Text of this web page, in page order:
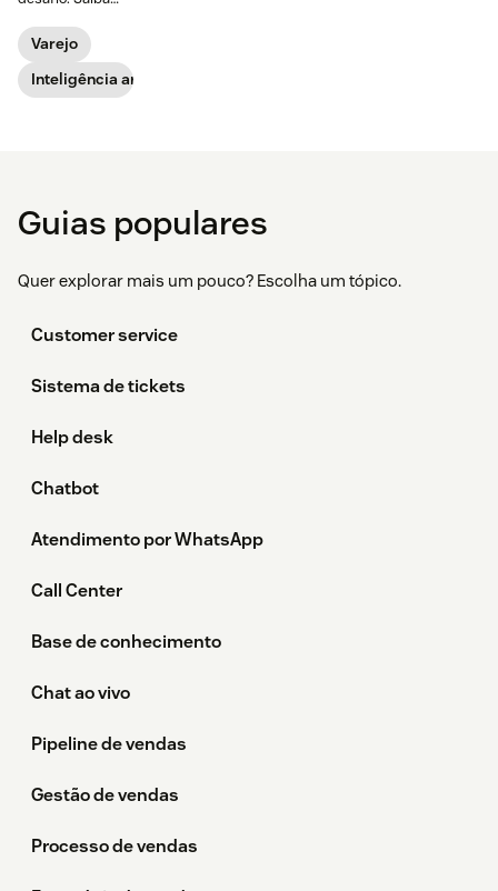
IA ​​pode ajudar os
varejistas a
oferecer um
atendimento
Varejo
Inteligência artificial
Guias populares
Quer explorar mais um pouco? Escolha um tópico.
Customer service
Sistema de tickets
Help desk
Chatbot
Atendimento por WhatsApp
Call Center
Base de conhecimento
Chat ao vivo
Pipeline de vendas
Gestão de vendas
Processo de vendas